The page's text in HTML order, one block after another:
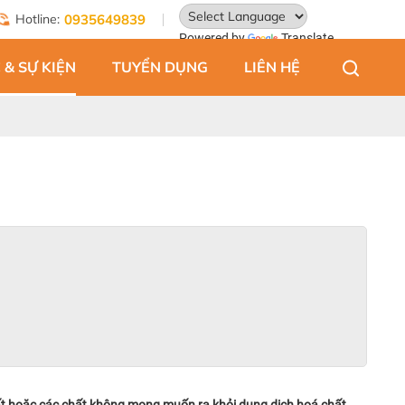
Hotline: 0935649839
Powered by Translate
SỰ KIỆN TUYỂN DỤNG LIÊN HỆ